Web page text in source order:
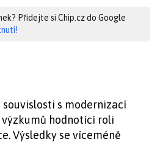
Přidejte si Chip.cz do Google
s modernizací
hodnotící roli
Výsledky se víceméně